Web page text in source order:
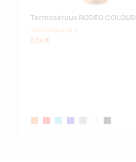
Termoskruus RODEO COLOUR
Hind 100 tk puhul
6,14 €